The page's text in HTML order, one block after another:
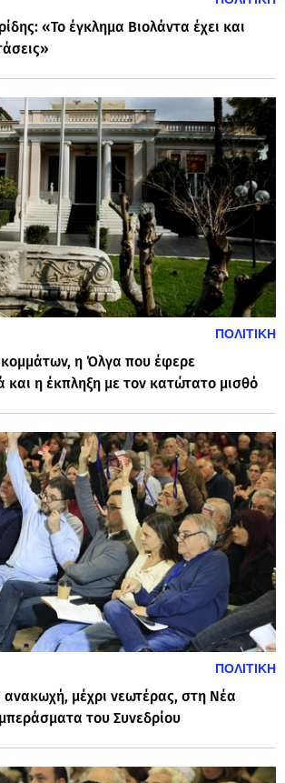
«Το έγκλημα Βιολάντα έχει και
ΠΟΛΙΤΙΚΗ
η Όλγα που έφερε
η έκπληξη με τον κατώτατο μισθό
ΠΟΛΙΤΙΚΗ
ανακωχή, μέχρι νεωτέρας, στη Νέα
του Συνεδρίου